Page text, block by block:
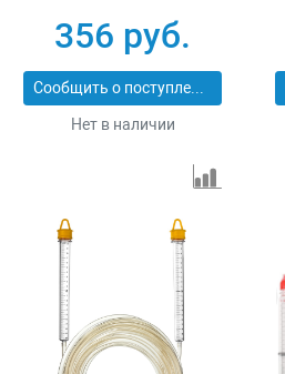
06-15
356 руб.
Сообщить о поступлении
Нет в наличии